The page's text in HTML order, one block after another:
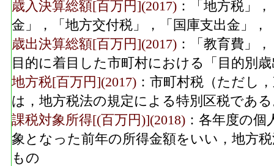
歳入決算総額[百万円](2017) ：「地方税」
金」，「地方交付税」，「国庫支出金」
歳出決算総額[百万円](2017) ：「教育費」
目的に着目した市町村における「目的別
地方税[百万円](2017) ：市町村税（ただし
は，地方税法の規定による特別区税であ
課税対象所得[(百万円)](2018) ：各年度の
象となった前年の所得金額をいい，地方
もの